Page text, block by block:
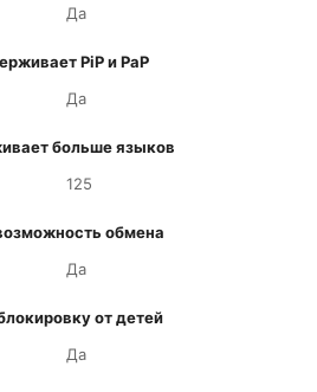
Да
PiP и PaP
Да
больше языков
125
обмена
Да
от детей
Да